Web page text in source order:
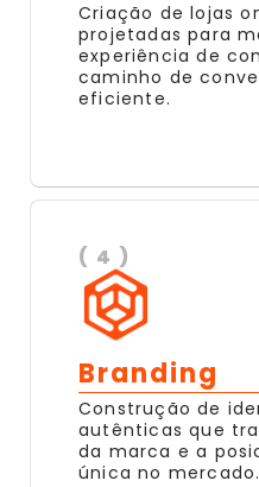
Criação de lojas
projetadas para
experiência de
caminho de
eficiente.
( 4 )
Branding
Construção de
autênticas que
da marca e a
única no mercado.